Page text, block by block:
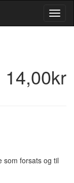
14,00kr
forsats og til